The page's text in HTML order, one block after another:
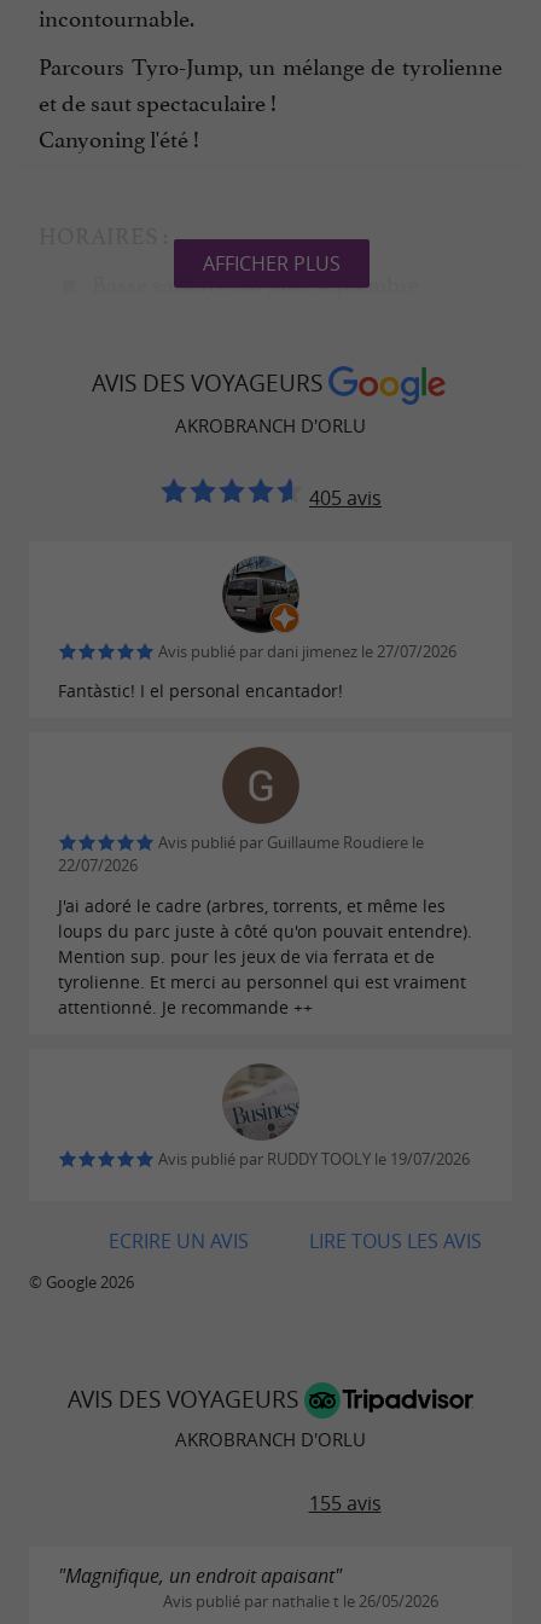
incontournable.
Parcours Tyro-Jump, un mélange de tyrolienne
et de saut spectaculaire !
Canyoning l'été !
Basse saison (mai juin, septembre
juillet août : 10h-19h00
ÂGES EN ARIÈGE
Le parc propose plusieurs parcours adaptés
aux différents niveaux. Les plus jeunes
découvrent les joies de grimper, franchir et
s'amuser en toute sécurité sur des ateliers
accessibles. Les adolescents, adultes et
amateurs de sensations profitent de passages
plus sportifs, de tyroliennes, de ponts
suspendus et de défis progressifs.
C'est l'activité idéale en Haute-Ariègepour :
une sortie famille en Ariège Pyrénées
un anniversaire enfant ou ado
une sortie scolaire
un EVG / EVJF en Ariège
un groupe ou team building près d'Ax-les-
Chacun avance à son rythme, dans une
encadrement professionnel au cœur de
laVallée d'Orlu
LES-THERMES
Choisir l'accrobranche à Orlu, c'est aussi
. À quelques pas du
d'Orlu, un site incontournable pour observer
AFFICHER PLUS
AVIS DES VOYAGEURS
AKROBRANCH D'ORLU
405 avis
Avis publié par dani jimenez le 27/07/2026
Fantàstic! I el personal encantador!
Avis publié par Guillaume Roudiere le
22/07/2026
J'ai adoré le cadre (arbres, torrents, et même les
loups du parc juste à côté qu'on pouvait entendre).
Mention sup. pour les jeux de via ferrata et de
tyrolienne. Et merci au personnel qui est vraiment
attentionné. Je recommande ++
Avis publié par RUDDY TOOLY le 19/07/2026
LIRE TOUS LES AVIS
ECRIRE UN AVIS
© Google 2026
AVIS DES VOYAGEURS
AKROBRANCH D'ORLU
155 avis
"Magnifique, un endroit apaisant"
Avis publié par nathalie t le 26/05/2026